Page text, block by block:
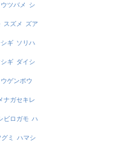
ツバメ シ
スズメ ズア
ギ ソリハ
ギ ダイシ
ゲンボウ
ナガセキレ
ビロガモ ハ
ミ ハマシ